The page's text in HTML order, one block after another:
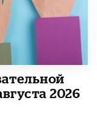
2026